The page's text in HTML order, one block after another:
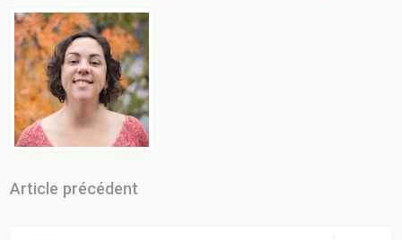
Article précédent